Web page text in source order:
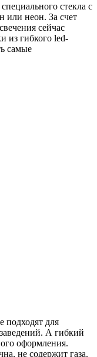
стекла с
или неон. За счет
сейчас
из гибкого led-
самые
подходят для
А гибкий
оформления.
не содержит газа.